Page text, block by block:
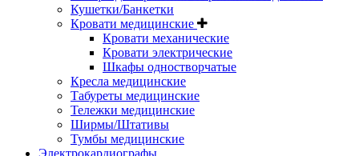
Кушетки/Банкетки
Кровати медицинские
Кровати механические
Кровати электрические
Шкафы одностворчатые
Кресла медицинские
Табуреты медицинские
Тележки медицинские
Ширмы/Штативы
Тумбы медицинские
Электрокардиографы